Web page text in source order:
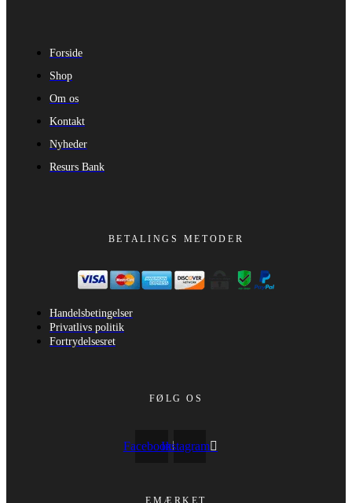
Forside
Shop
Om os
Kontakt
Nyheder
Resurs Bank
BETALINGS METODER
Handelsbetingelser
Privatlivs politik
Fortrydelsesret
FØLG OS
FacebookInstagram
EMÆRKET